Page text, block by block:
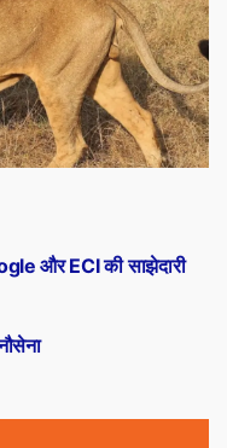
और ECI की साझेदारी